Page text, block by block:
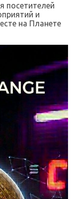
посетителей
и
на Планете